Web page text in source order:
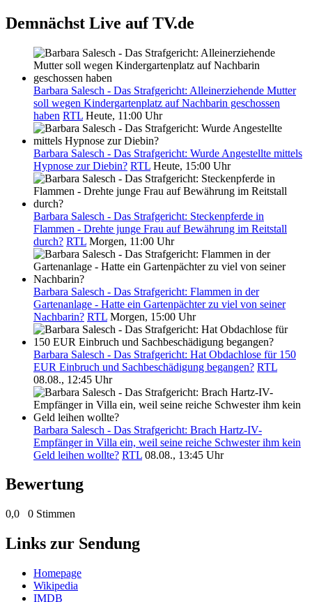
Demnächst Live auf TV.de
Barbara Salesch - Das Strafgericht: Alleinerziehende Mutter
soll wegen Kindergartenplatz auf Nachbarin geschossen
haben RTL Heute, 11:00 Uhr
Barbara Salesch - Das Strafgericht: Wurde Angestellte mittels
Hypnose zur Diebin? RTL Heute, 15:00 Uhr
Barbara Salesch - Das Strafgericht: Steckenpferde in
Flammen - Drehte junge Frau auf Bewährung im Reitstall
durch? RTL Morgen, 11:00 Uhr
Barbara Salesch - Das Strafgericht: Flammen in der
Gartenanlage - Hatte ein Gartenpächter zu viel von seiner
Nachbarin? RTL Morgen, 15:00 Uhr
Barbara Salesch - Das Strafgericht: Hat Obdachlose für 150
EUR Einbruch und Sachbeschädigung begangen? RTL
08.08., 12:45 Uhr
Barbara Salesch - Das Strafgericht: Brach Hartz-IV-
Empfänger in Villa ein, weil seine reiche Schwester ihm kein
Geld leihen wollte? RTL 08.08., 13:45 Uhr
Bewertung
0,0 0 Stimmen
Links zur Sendung
Homepage
Wikipedia
IMDB